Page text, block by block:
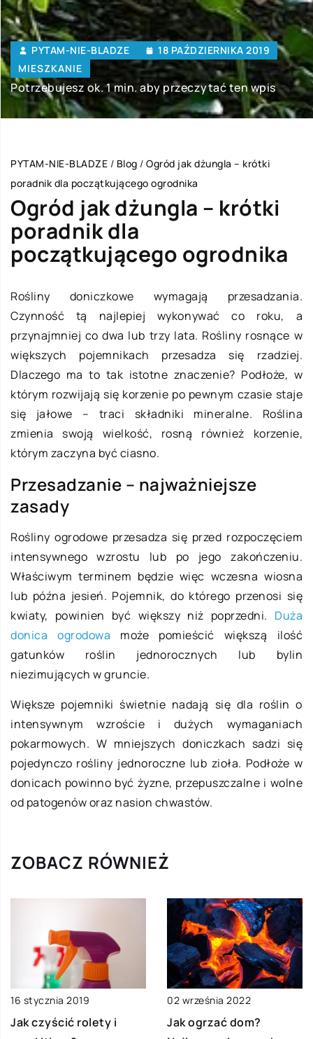
PYTAM-NIE-BLADZE
18 PAŹDZIERNIKA 2019
MIESZKANIE
Potrzebujesz ok. 1 min. aby przeczytać ten wpis
PYTAM-NIE-BLADZE / Blog / Ogród jak dżungla – krótki
poradnik dla początkującego ogrodnika
Ogród jak dżungla – krótki
poradnik dla
początkującego ogrodnika
Rośliny doniczkowe wymagają przesadzania.
Czynność tą najlepiej wykonywać co roku, a
przynajmniej co dwa lub trzy lata. Rośliny rosnące w
większych pojemnikach przesadza się rzadziej.
Dlaczego ma to tak istotne znaczenie? Podłoże, w
którym rozwijają się korzenie po pewnym czasie staje
się jałowe – traci składniki mineralne. Roślina
zmienia swoją wielkość, rosną również korzenie,
którym zaczyna być ciasno.
Przesadzanie – najważniejsze
zasady
Rośliny ogrodowe przesadza się przed rozpoczęciem
intensywnego wzrostu lub po jego zakończeniu.
Właściwym terminem będzie więc wczesna wiosna
lub późna jesień. Pojemnik, do którego przenosi się
kwiaty, powinien być większy niż poprzedni. Duża
donica ogrodowa może pomieścić większą ilość
gatunków roślin jednorocznych lub bylin
niezimujących w gruncie.
Większe pojemniki świetnie nadają się dla roślin o
intensywnym wzroście i dużych wymaganiach
pokarmowych. W mniejszych doniczkach sadzi się
pojedynczo rośliny jednoroczne lub zioła. Podłoże w
donicach powinno być żyzne, przepuszczalne i wolne
od patogenów oraz nasion chwastów.
ZOBACZ RÓWNIEŻ
16 stycznia 2019
Jak czyścić rolety i
02 września 2022
Jak ogrzać dom?